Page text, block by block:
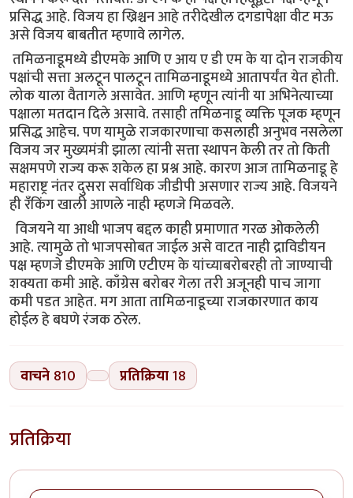
प्रसिद्ध आहे. विजय हा ख्रिश्चन आहे तरीदेखील दगडापेक्षा वीट मऊ
असे विजय बाबतीत म्हणावे लागेल.
तमिळनाडूमध्ये डीएमके आणि ए आय ए डी एम के या दोन राजकीय
पक्षांची सत्ता अलटून पालटून तामिळनाडूमध्ये आतापर्यंत येत होती.
लोक याला वैतागले असावेत. आणि म्हणून त्यांनी या अभिनेत्याच्या
पक्षाला मतदान दिले असावे. तसाही तमिळनाडू व्यक्ति पूजक म्हणून
प्रसिद्ध आहेच. पण यामुळे राजकारणाचा कसलाही अनुभव नसलेला
विजय जर मुख्यमंत्री झाला त्यांनी सत्ता स्थापन केली तर तो किती
सक्षमपणे राज्य करू शकेल हा प्रश्न आहे. कारण आज तामिळनाडू हे
महाराष्ट्र नंतर दुसरा सर्वाधिक जीडीपी असणार राज्य आहे. विजयने
ही रँकिंग खाली आणले नाही म्हणजे मिळवले.
विजयने या आधी भाजप बद्दल काही प्रमाणात गरळ ओकलेली
आहे. त्यामुळे तो भाजपसोबत जाईल असे वाटत नाही द्राविडीयन
पक्ष म्हणजे डीएमके आणि एटीएम के यांच्याबरोबरही तो जाण्याची
शक्यता कमी आहे. काँग्रेस बरोबर गेला तरी अजूनही पाच जागा
कमी पडत आहेत. मग आता तामिळनाडूच्या राजकारणात काय
होईल हे बघणे रंजक ठरेल.
वाचने 810 प्रतिक्रिया18
प्रतिक्रिया